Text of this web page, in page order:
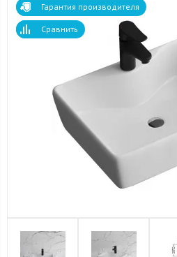
Гарантия производителя
Сравнить